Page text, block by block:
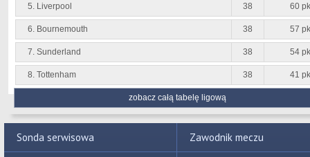
5. Liverpool 38 60
6. Bournemouth 38 57
7. Sunderland 38 54
8. Tottenham 38 41
zobacz całą tabelę ligową
Sonda serwisowa Zawodnik meczu